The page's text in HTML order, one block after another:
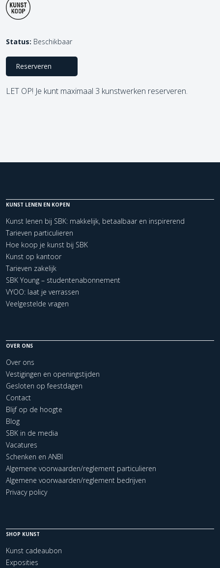
Status: Beschikbaar
Reserveren
LET OP! Je kunt maximaal 3 kunstwerken reserveren.
KUNST LENEN EN KOPEN
Kunst lenen bij SBK: makkelijk, betaalbaar en inspirerend
Tarieven particulieren
Hoe koop je kunst bij SBK
Kunst op kantoor
Tarieven zakelijk
SBK Young – studentenabonnement
VYOO: laat je verrassen
Veelgestelde vragen
OVER ONS
Over ons
Vestigingen en openingstijden
Gesloten op feestdagen
Contact
Blijf op de hoogte
Blog
SBK in de media
Vacatures
Schenken en ANBI
Algemene voorwaarden/reglement particulieren
Algemene voorwaarden/reglement bedrijven
Privacy policy
SHOP KUNST
Kunst cadeaubon
Exposities